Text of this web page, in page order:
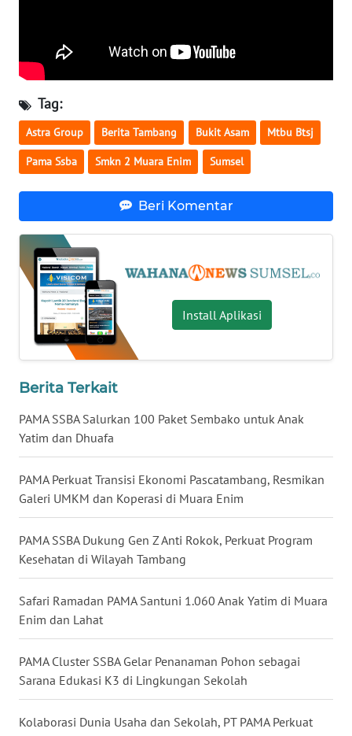
Tag:
Astra Group Berita Tambang Bukit Asam Mtbu Btsj
Pama Ssba Smkn 2 Muara Enim Sumsel
Beri Komentar
Install Aplikasi
Berita Terkait
PAMA SSBA Salurkan 100 Paket Sembako untuk Anak
Yatim dan Dhuafa
PAMA Perkuat Transisi Ekonomi Pascatambang, Resmikan
Galeri UMKM dan Koperasi di Muara Enim
PAMA SSBA Dukung Gen Z Anti Rokok, Perkuat Program
Kesehatan di Wilayah Tambang
Safari Ramadan PAMA Santuni 1.060 Anak Yatim di Muara
Enim dan Lahat
PAMA Cluster SSBA Gelar Penanaman Pohon sebagai
Sarana Edukasi K3 di Lingkungan Sekolah
Kolaborasi Dunia Usaha dan Sekolah, PT PAMA Perkuat
NUSANTARA
WN
JOGJA
BALI
WN
KALBAR
WN
WN
KALTARA
WN
KALTIM
SULSEL
GORONTALO
SULUT